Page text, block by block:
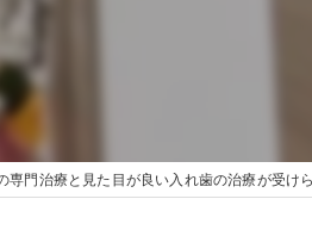
門治療と見た目が良い入れ歯の治療が受けら